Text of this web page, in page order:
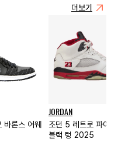
더보기
바론스 어웨
JORDAN
조던 5 레트로 파이
블랙 텅 2025